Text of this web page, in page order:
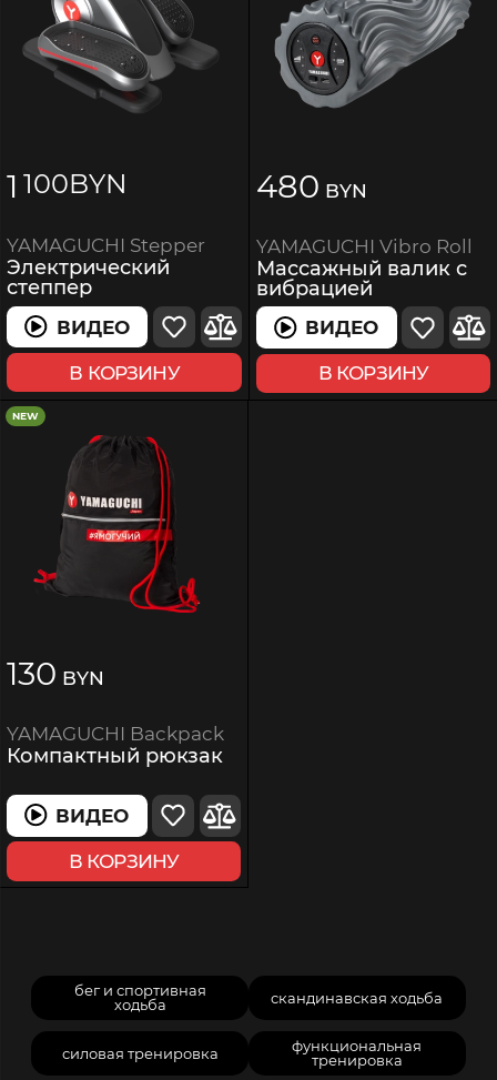
бег и спортивная
ходьба
скандинавская ходьба
силовая тренировка
функциональная
тренировка
1 100BYN
YAMAGUCHI Stepper
Электрический
степпер
ВИДЕО
В КОРЗИНУ
480 BYN
YAMAGUCHI Vibro Roll
Массажный валик с
вибрацией
ВИДЕО
В КОРЗИНУ
NEW
130 BYN
YAMAGUCHI Backpack
Компактный рюкзак
ВИДЕО
В КОРЗИНУ